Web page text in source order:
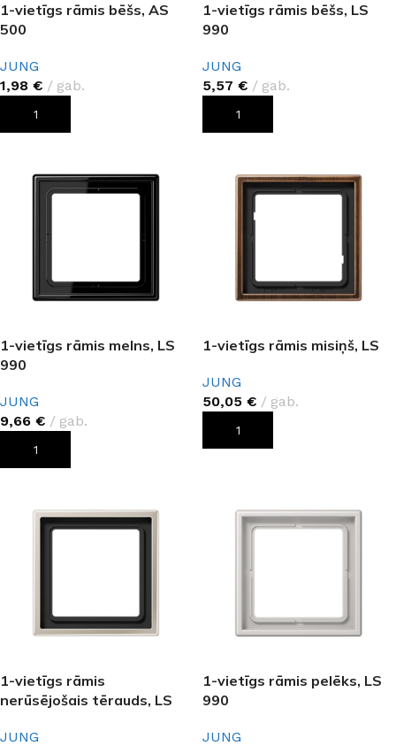
1-vietīgs rāmis bēšs, AS
500
JUNG
1,98 € gab.
PIEVIENOT GROZAM
1-vietīgs rāmis bēšs, LS
990
JUNG
5,57 € gab.
PIEVIENOT GROZAM
1-vietīgs rāmis melns, LS
990
JUNG
9,66 € gab.
PIEVIENOT GROZAM
1-vietīgs rāmis misiņš, LS
JUNG
50,05 € gab.
PIEVIENOT GROZAM
1-vietīgs rāmis
nerūsējošais tērauds, LS
JUNG
1-vietīgs rāmis pelēks, LS
990
JUNG